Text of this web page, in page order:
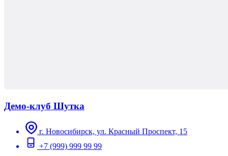
Демо-клуб Шутка
г. Новосибирск, ул. Красный Проспект, 15
+7 (999) 999 99 99